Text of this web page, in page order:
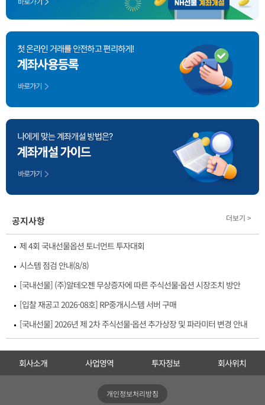
공지사항 더보기 >
제 4회 국내선물옵션 토너먼트 투자대회
시스템 점검 안내(8/8)
[국내선물] (주)알테오젠 무상증자에 따른 주식선물·옵션 시장조치 방안
[입찰 재공고 2026-08호] RP중개시스템 서버 구매
[국내선물] 2026년 제 2차 주식선물·옵션 추가상장 및 파라미터 변경 안내
회사소개 사업영역 투자정보 회사위치
개인정보처리방침